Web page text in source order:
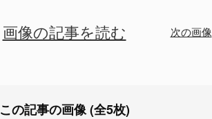
画像の記事を読む 次の画像
この記事の画像 (全5枚)